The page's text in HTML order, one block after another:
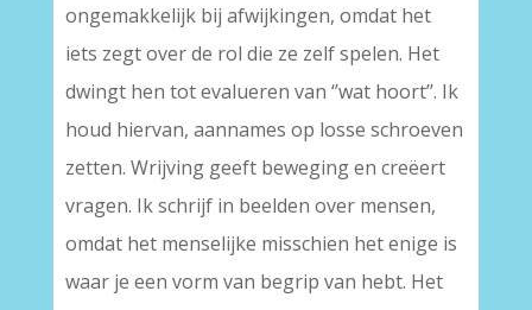
ongemakkelijk bij afwijkingen, omdat het
iets zegt over de rol die ze zelf spelen. Het
dwingt hen tot evalueren van ‘’wat hoort’’. Ik
houd hiervan, aannames op losse schroeven
zetten. Wrijving geeft beweging en creëert
vragen. Ik schrijf in beelden over mensen,
omdat het menselijke misschien het enige is
waar je een vorm van begrip van hebt. Het